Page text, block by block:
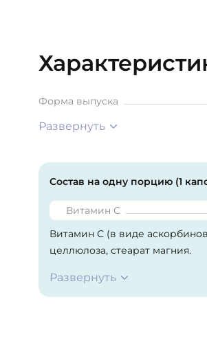
Форма выпуска
Развернуть
Состав на одну порцию (1
Витамин С
Витамин С (в виде
целлюлоза, стеарат магния.
Развернуть